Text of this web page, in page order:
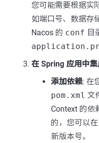
您可能需要根据实
如端口号、数据存
Nacos 的 conf 目
在 Spring 应用中
添加依赖: 在
pom.xml 文
Context 的依
的，您可以在
新版本号。